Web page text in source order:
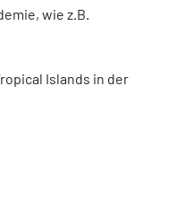
wie z.B.
Islands in der